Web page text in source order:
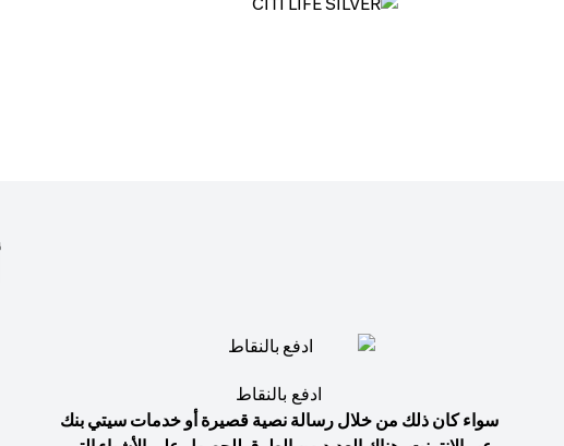
ادفع بالنقاط
سواء كان ذلك من خلال رسالة نصية قصيرة أو خدمات سيتي بنك